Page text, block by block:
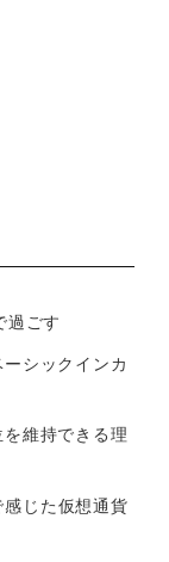
過ごす
シックインカ
維持できる理
じた仮想通貨